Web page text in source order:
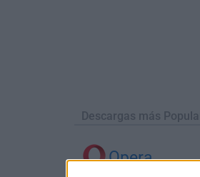
Descargas más
Opera